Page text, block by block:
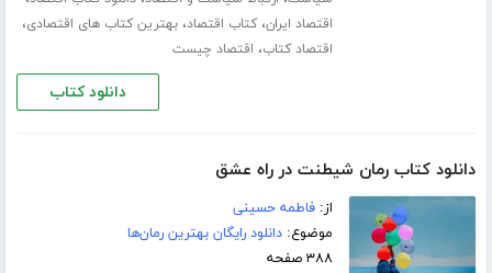
اقتصاد ایران،کتاب اقتصاد،بهترین کتاب های اقتصادی،
اقتصاد کتاب، اقتصاد چیست
دانلود کتاب
دانلود کتاب رمان شیطنت در راه عشق
از:فاطمه حسینی
موضوع:دانلود رایگان بهترین رمان‌ها
۳۸۸ صفحه